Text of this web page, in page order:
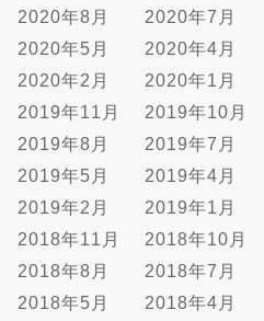
2020年8月
2020年7月
2020年5月
2020年4月
2020年2月
2020年1月
2019年11月
2019年10月
2019年8月
2019年7月
2019年5月
2019年4月
2019年2月
2019年1月
2018年11月
2018年10月
2018年8月
2018年7月
2018年5月
2018年4月